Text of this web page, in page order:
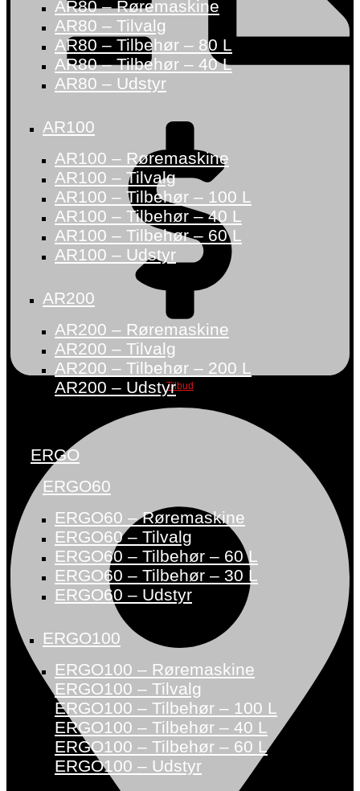
Tilbud
AR80 – Røremaskine
AR80 – Tilvalg
AR80 – Tilbehør – 80 L
AR80 – Tilbehør – 40 L
AR80 – Udstyr
AR100
AR100 – Røremaskine
AR100 – Tilvalg
AR100 – Tilbehør – 100 L
AR100 – Tilbehør – 40 L
AR100 – Tilbehør – 60 L
AR100 – Udstyr
AR200
AR200 – Røremaskine
AR200 – Tilvalg
AR200 – Tilbehør – 200 L
AR200 – Udstyr
ERGO
ERGO60
ERGO60 – Røremaskine
ERGO60 – Tilvalg
ERGO60 – Tilbehør – 60 L
ERGO60 – Tilbehør – 30 L
ERGO60 – Udstyr
ERGO100
ERGO100 – Røremaskine
ERGO100 – Tilvalg
ERGO100 – Tilbehør – 100 L
ERGO100 – Tilbehør – 40 L
ERGO100 – Tilbehør – 60 L
ERGO100 – Udstyr